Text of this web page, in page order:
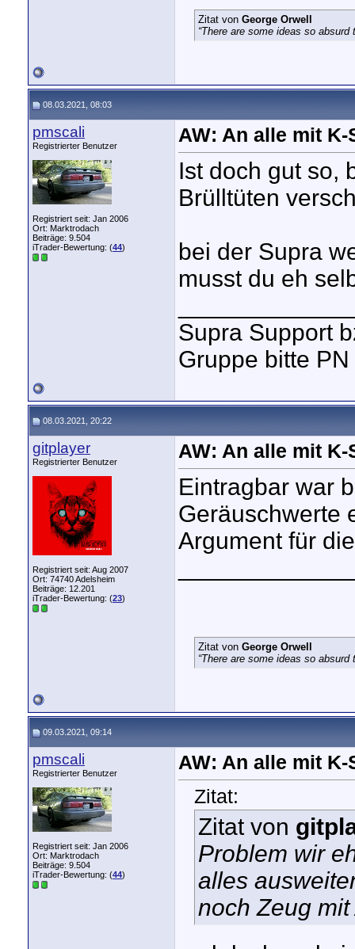
Zitat von George Orwell
“There are some ideas so
08.03.2021, 08:03
pmscali
Registrierter Benutzer
Registriert seit: Jan 2006
Ort: Marktrodach
Beiträge: 9.504
iTrader-Bewertung: (44)
AW: An alle mit
Ist doch gut so,
Brülltüten
bei der Supra
musst du eh
Supra Support
Gruppe bitte
08.03.2021, 20:22
gitplayer
Registrierter Benutzer
Registriert seit: Aug 2007
Ort: 74740 Adelsheim
Beiträge: 12.201
iTrader-Bewertung: (23)
AW: An alle mit
Eintragbar war
Geräuschwerte
Argument für
Zitat von George Orwell
“There are some ideas so
09.03.2021, 09:14
pmscali
Registrierter Benutzer
Registriert seit: Jan 2006
Ort: Marktrodach
Beiträge: 9.504
iTrader-Bewertung: (44)
AW: An alle mit
Zitat:
Zitat von
Problem wir
alles
noch Zeug